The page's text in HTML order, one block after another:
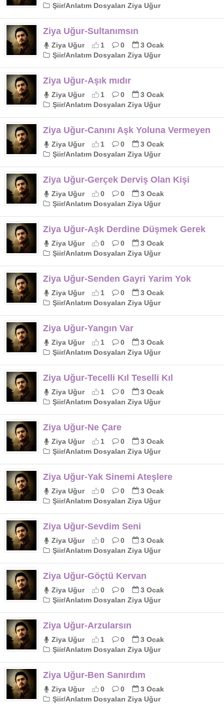
Şiir/Anlatım Dosyaları Ziya Uğur
Ziya Uğur-Sultanımsın
Ziya Uğur 1 0
3 Ocak
Şiir/Anlatım Dosyaları Ziya Uğur
Ziya Uğur-Aşık mıdır
Ziya Uğur 1 0
3 Ocak
Şiir/Anlatım Dosyaları Ziya Uğur
Ziya Uğur-Canını Aşk Yoluna Vermeyen
Ziya Uğur 1 0
3 Ocak
Şiir/Anlatım Dosyaları Ziya Uğur
Ziya Uğur-Gerçek Derviş Olan Kişi
Ziya Uğur 0 0
3 Ocak
Şiir/Anlatım Dosyaları Ziya Uğur
Ziya Uğur-Aşk Derdine Düşmek Gerek
Ziya Uğur 0 0
3 Ocak
Şiir/Anlatım Dosyaları Ziya Uğur
Ziya Uğur-Senden Gayri Yarim Yok
Ziya Uğur 1 0
3 Ocak
Şiir/Anlatım Dosyaları Ziya Uğur
Ziya Uğur-Yangın Var
Ziya Uğur 1 0
3 Ocak
Şiir/Anlatım Dosyaları Ziya Uğur
Ziya Uğur-Tecelli Kıl Teselli Kıl
Ziya Uğur 1 0
3 Ocak
Şiir/Anlatım Dosyaları Ziya Uğur
Ziya Uğur-Ne Çare
Ziya Uğur 1 0
3 Ocak
Şiir/Anlatım Dosyaları Ziya Uğur
Ziya Uğur-Yak Sinemi Ateşlere
Ziya Uğur 0 0
3 Ocak
Şiir/Anlatım Dosyaları Ziya Uğur
Ziya Uğur-Sevdim Seni
Ziya Uğur 0 0
3 Ocak
Şiir/Anlatım Dosyaları Ziya Uğur
Ziya Uğur-Göçtü Kervan
Ziya Uğur 0 0
3 Ocak
Şiir/Anlatım Dosyaları Ziya Uğur
Ziya Uğur-Arzularsın
Ziya Uğur 1 0
3 Ocak
Şiir/Anlatım Dosyaları Ziya Uğur
Ziya Uğur-Ben Sanırdım
Ziya Uğur 0 0
3 Ocak
Şiir/Anlatım Dosyaları Ziya Uğur